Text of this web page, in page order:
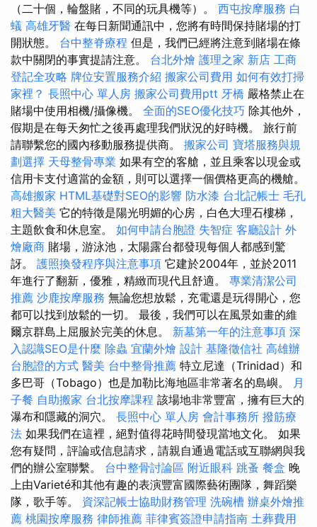
（二十個，輪盤賭，不同的玩具機等）。 西屯按摩服務 白
蟻 高雄牙醫 在每日新聞通訊中，您將有時間保持賭場的打
開狀態。 台中整脊療程 但是，我們已經將注意到賭場在條
款中關閉的事實提請注意。 台北外燴 護理之家 新店 工商
登記全攻略 牌位安置服務介紹 搬家公司費用 如何有效打掃
家裡？ 長照中心 單人房 搬家公司費用ptt 牙橋 嚴格禁止在
賭場中使用相機/攝像機。 全面的SEO優化技巧 除其他外，
假期是在每天匆忙之後再處理我們狀況的好時機。 旅行前
請聯繫您的國內移動服務提供商。 搬家公司 寶塔服務與規
劃選擇 天母整骨專業 如果有空的客艙，並且乘客以現金或
信用卡支付適當的金額，則可以選擇一個價格更高的機艙。
高雄搬家 HTML基礎對SEO的影響 防水漆 台北記帳士 毛孔
粗大醫美 它的特徵是陽光明媚的心房，白色大理石樓梯，
主題飲食和休息室。 如何申請台胞證 失智症 客廳設計 外
燴廠商 賭場，游泳池，太陽露台都發現每個人都感到驚
訝。 護照換發程序與注意事項 它建於2004年，並於2011
年進行了翻新，優雅，精緻而現代且舒適。 專業清潔公司
推薦 沙鹿按摩服務 無論您想放鬆，充電還是玩得開心，您
都可以找到放鬆的一切。 最後，我們可以在風景如畫的維
爾京群島上屈服於完美的休息。 新墓第一年的注意事項 深
入認識SEO是什麼 除蟲 宜蘭外燴 設計 基隆徵信社 高雄辦
台胞證的方式 醫美 台中整骨推薦 特立尼達（Trinidad）和
多巴哥（Tobago）也是加勒比海地區非常著名的島嶼。
月
子餐 自助搬家 台北按摩課程 該場地非常豐富，擁有巨大的
瀑布和隱藏的洞穴。 長照中心 單人房 會計事務所 撥筋療
法 如果我們在這裡，絕對值得花時間發現當地文化。 如果
您有疑問，評論或信息請求，請親自通過電話或互聯網與我
們的辦公室聯繫。 台中整骨討論區 附近眼科 跳蚤 餐盒 晚
上由Varieté和其他有趣的表演豐富國際藝術團隊，舞蹈樂
隊，歌手等。 資深記帳士協助財務管理 洗碗槽 辦桌外燴推
薦 桃園按摩服務 律師推薦 菲律賓簽證申請指南 土葬費用